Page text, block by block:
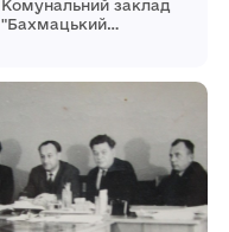
Комунальний заклад
"Бахмацький
Гнатовича
ради